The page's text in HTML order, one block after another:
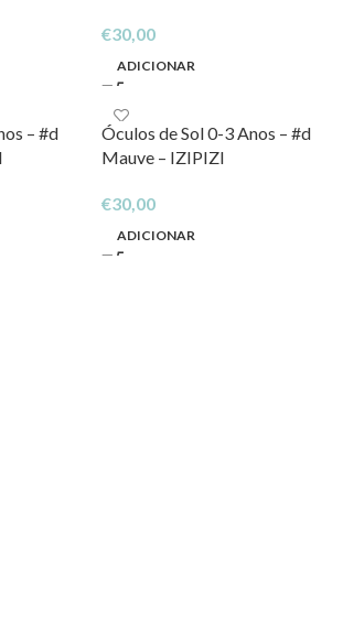
€30,00
ADICIONAR
– #d
Óculos de Sol 0-3 Anos – #d
Mauve – IZIPIZI
€30,00
ADICIONAR